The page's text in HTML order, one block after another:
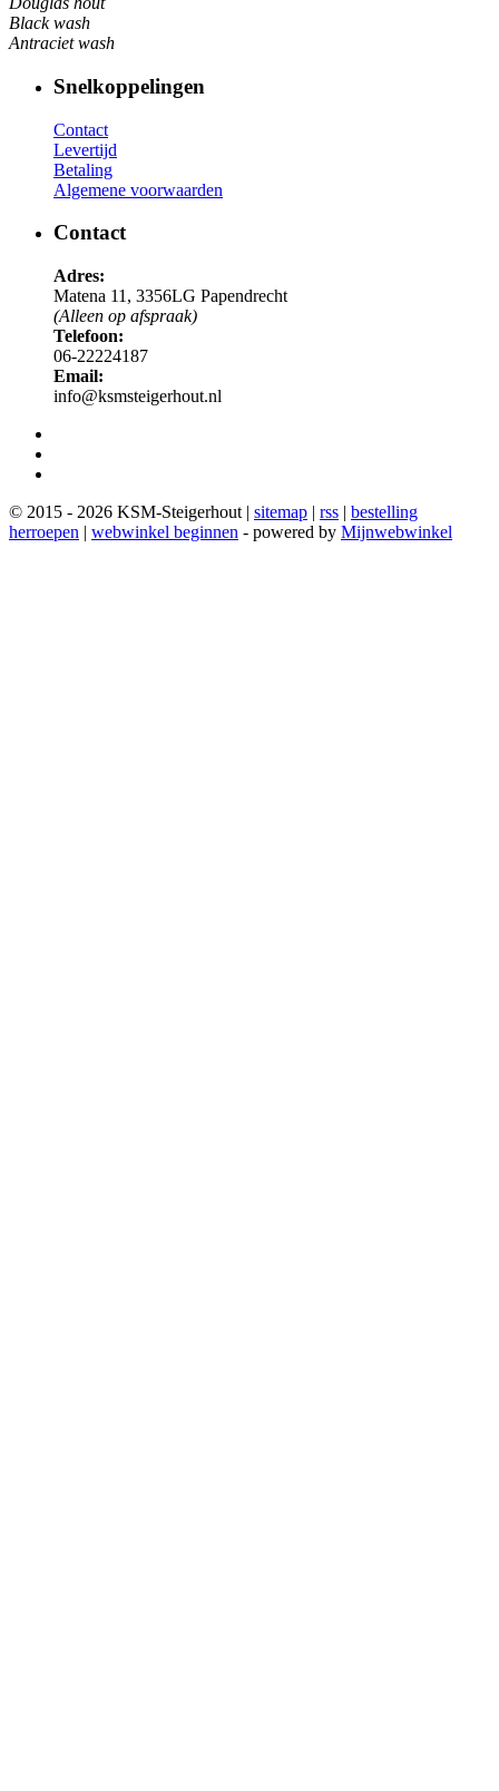
Black wash
​Antraciet wash
Snelkoppelingen
Contact
Levertijd
Betaling
Algemene voorwaarden
Contact
Adres:
Matena 11, 3356LG Papendrecht
(Alleen op afspraak)
Telefoon:
06-22224187
Email:
info@ksmsteigerhout.nl
© 2015 - 2026 KSM-Steigerhout | sitemap | rss | bestelling
herroepen | webwinkel beginnen - powered by Mijnwebwinkel